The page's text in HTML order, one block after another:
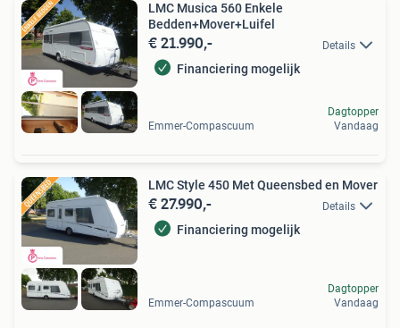
LMC Musica 560 Enkele
Bedden+Mover+Luifel
€ 21.990,- Details
Financiering mogelijk
Emmer-Compascuum
Dagtopper
Vandaag
LMC Style 450 Met Queensbed en Mover
€ 27.990,- Details
Financiering mogelijk
Emmer-Compascuum
Dagtopper
Vandaag